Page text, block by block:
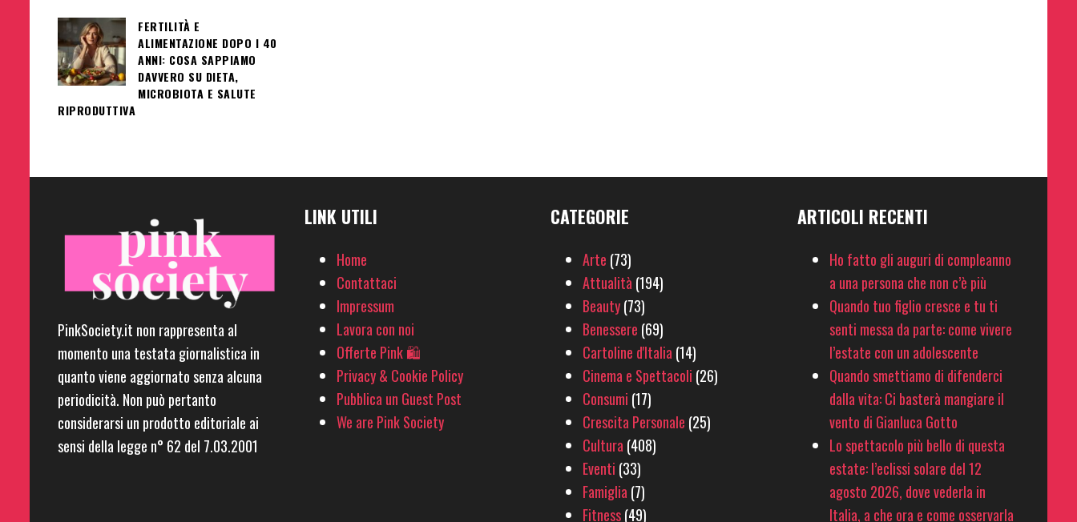
FERTILITÀ E
ALIMENTAZIONE DOPO I 40
ANNI: COSA SAPPIAMO
DAVVERO SU DIETA,
MICROBIOTA E SALUTE
RIPRODUTTIVA
PinkSociety.it non rappresenta al
momento una testata giornalistica in
quanto viene aggiornato senza alcuna
periodicità. Non può pertanto
considerarsi un prodotto editoriale ai
sensi della legge n° 62 del 7.03.2001
LINK UTILI
Home
Contattaci
Impressum
Lavora con noi
Offerte Pink 🛍
Privacy & Cookie Policy
Pubblica un Guest Post
We are Pink Society
CATEGORIE
Arte (73)
Attualità (194)
Beauty(73)
Benessere (69)
Cartoline d'Italia (14)
Cinema e Spettacoli (26)
Consumi (17)
Crescita Personale (25)
Cultura (408)
Eventi (33)
Famiglia (7)
Fitness(49)
ARTICOLI RECENTI
Ho fatto gli auguri di compleanno
a una persona che non c’è più
Quando tuo figlio cresce e tu ti
senti messa da parte: come vivere
l’estate con un adolescente
Quando smettiamo di difenderci
dalla vita: Ci basterà mangiare il
vento di Gianluca Gotto
Lo spettacolo più bello di questa
estate: l’eclissi solare del 12
agosto 2026, dove vederla in
Italia, a che ora e come osservarla